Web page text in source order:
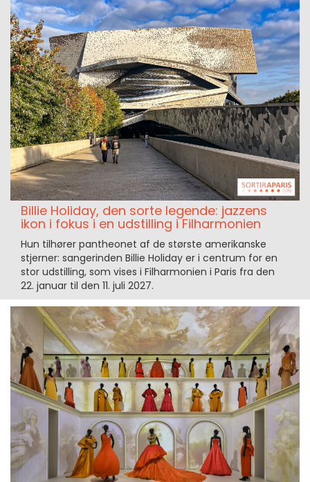
Billie Holiday, den sorte legende: jazzens
ikon i fokus i en udstilling i Filharmonien
Hun tilhører pantheonet af de største amerikanske
stjerner: sangerinden Billie Holiday er i centrum for en
stor udstilling, som vises i Filharmonien i Paris fra den
22. januar til den 11. juli 2027.